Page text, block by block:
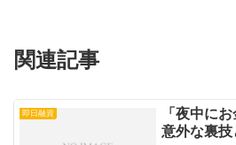
関連記事
即日融資
「夜中に
意外な裏技